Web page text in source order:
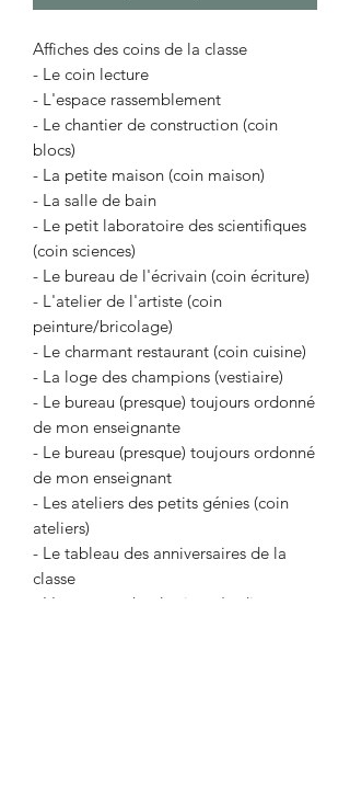
Affiches des coins de la classe
- Le coin lecture
- L'espace rassemblement
- Le chantier de construction (coin
blocs)
- La petite maison (coin maison)
- La salle de bain
- Le petit laboratoire des scientifiques
(coin sciences)
- Le bureau de l'écrivain (coin écriture)
- L'atelier de l'artiste (coin
peinture/bricolage)
- Le charmant restaurant (coin cuisine)
- La loge des champions (vestiaire)
- Le bureau (presque) toujours ordonné
de mon enseignante
- Le bureau (presque) toujours ordonné
de mon enseignant
- Les ateliers des petits génies (coin
ateliers)
- Le tableau des anniversaires de la
classe
- L'espace technologique (ordinateurs,